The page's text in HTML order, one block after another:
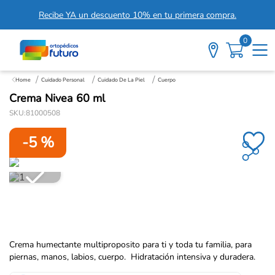
Recibe YA un descuento 10% en tu primera compra.
0
Cuidado Personal Cuidado De La Piel Cuerpo
Crema Nivea 60 ml
SKU:81000508
-5 %
Crema humectante multiproposito para ti y toda tu familia, para
piernas, manos, labios, cuerpo. Hidratación intensiva y duradera.